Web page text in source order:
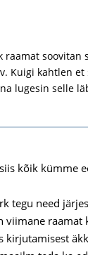
raamat soovitan
Kuigi kahtlen et
lugesin selle
kõik kümme
tegu need
viimane raamat
kirjutamisest